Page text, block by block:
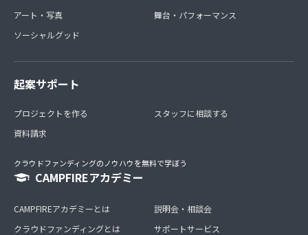
アート・写真
ソーシャルグッド
舞台・パフォーマンス
起案サポート
プロジェクトを作る
資料請求
スタッフに相談する
クラウドファンディングのノウハウを無料で学ぼう
CAMPFIREアカデミー
CAMPFIREアカデミーとは
クラウドファンディングとは
説明会・相談会
サポートサービス